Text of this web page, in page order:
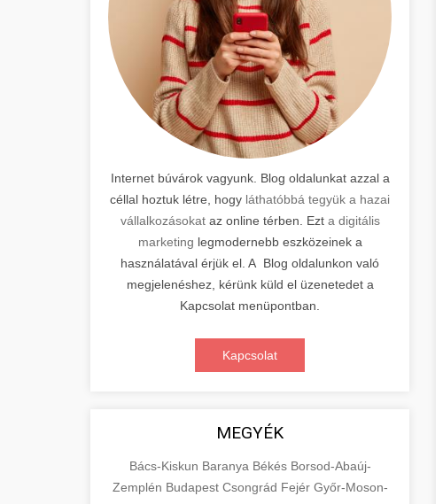
Internet búvárok vagyunk. Blog oldalunkat azzal a
céllal hoztuk létre, hogy láthatóbbá tegyük a hazai
vállalkozásokataz online térben. Ezt a digitális
marketing legmodernebb eszközeinek a
használatával érjük el. A Blog oldalunkon való
megjelenéshez, kérünk küld el üzenetedet a
Kapcsolat menüpontban.
Kapcsolat
MEGYÉK
Bács-Kiskun Baranya Békés Borsod-Abaúj-
Zemplén Budapest Csongrád Fejér Győr-Moson-